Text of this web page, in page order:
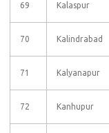
69 Kalaspur
70 Kalindrabad
71 Kalyanapur
72 Kanhupur